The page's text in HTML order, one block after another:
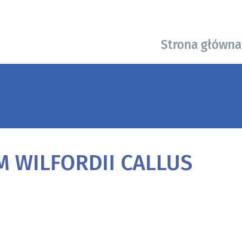
Strona główna
WILFORDII CALLUS